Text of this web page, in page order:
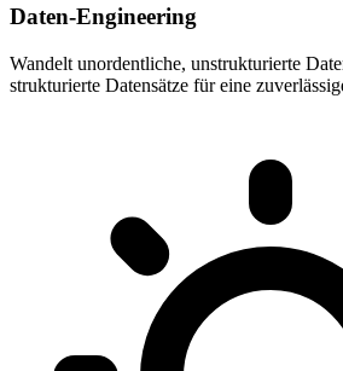
Daten-Engineering
Wandelt unordentliche, unstrukturierte
strukturierte Datensätze für eine